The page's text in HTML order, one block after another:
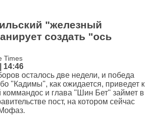
"железный
создать "ось
Times
14:46
осталось две недели, и победа
"Кадимы", как ожидается, приведет к
и глава "Шин Бет" займет в
пост, на котором сейчас